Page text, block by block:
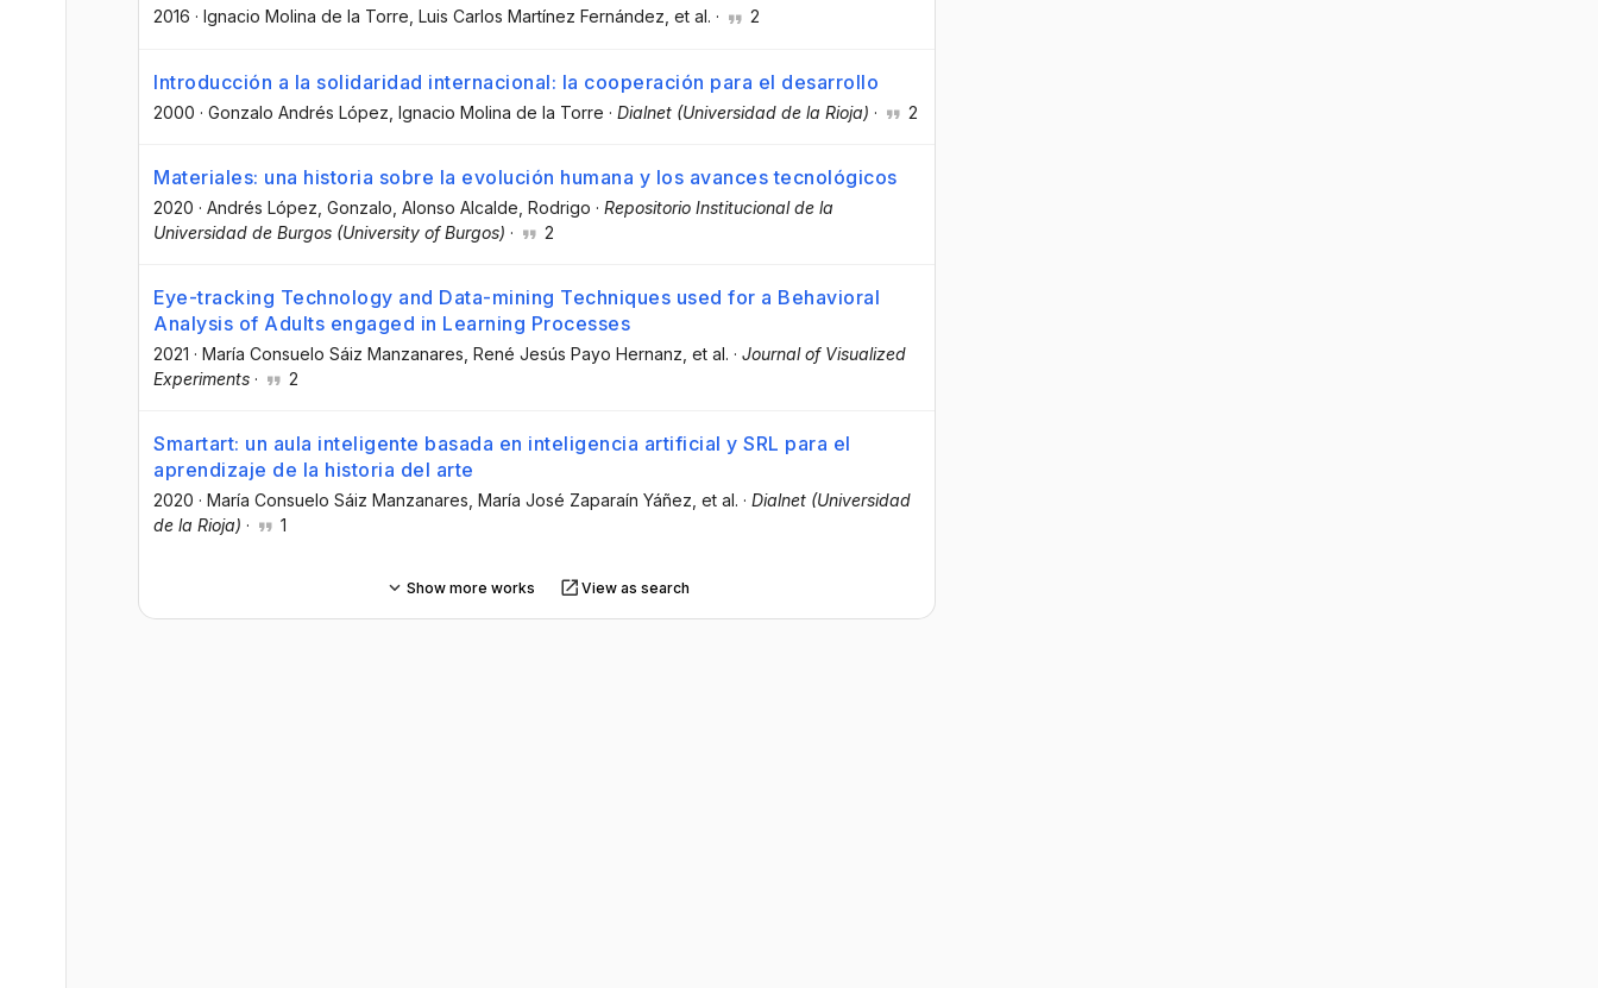
2016 · Ignacio Molina de la Torre, Luis Carlos Martínez Fernández, et al. · 2
Introducción a la solidaridad internacional: la cooperación para el desarrollo
2000 · Gonzalo Andrés López , Ignacio Molina de la Torre · Dialnet (Universidad de la Rioja) · 2
Materiales: una historia sobre la evolución humana y los avances tecnológicos
2020 · Andrés López, Gonzalo , Alonso Alcalde, Rodrigo · Repositorio Institucional de la
Universidad de Burgos (University of Burgos) · 2
Eye-tracking Technology and Data-mining Techniques used for a Behavioral
Analysis of Adults engaged in Learning Processes
2021 · María Consuelo Sáiz Manzanares , René Jesús Payo Hernanz , et al. · Journal of Visualized
Experiments · 2
Smartart: un aula inteligente basada en inteligencia artificial y SRL para el
aprendizaje de la historia del arte
2020 · María Consuelo Sáiz Manzanares , María José Zaparaín Yáñez , et al. · Dialnet (Universidad
de la Rioja) · 1
Show more works View as search